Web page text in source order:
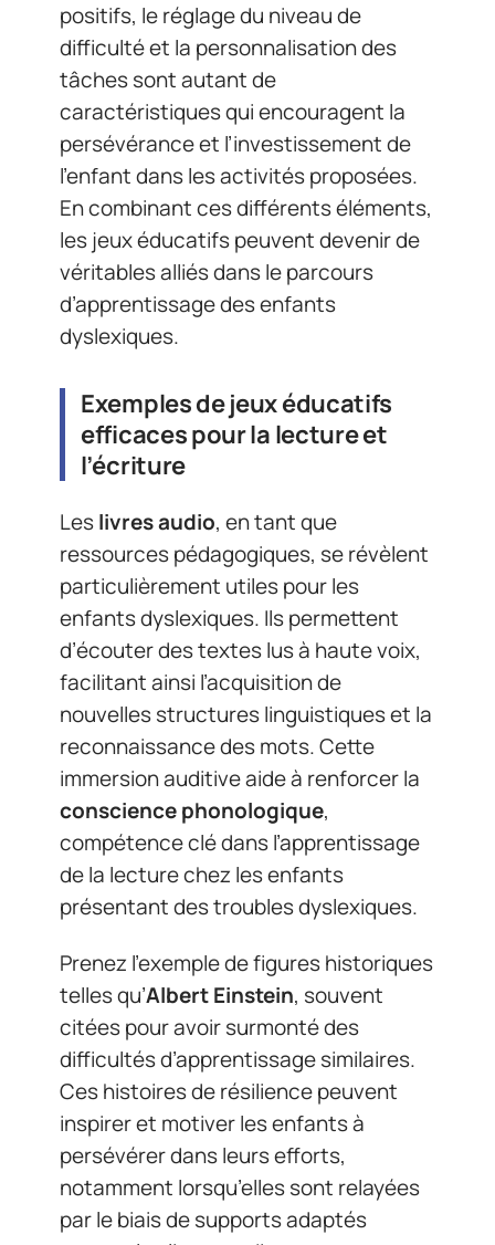
positifs, le réglage du niveau de
difficulté et la personnalisation des
tâches sont autant de
caractéristiques qui encouragent la
persévérance et l’investissement de
l’enfant dans les activités proposées.
En combinant ces différents éléments,
les jeux éducatifs peuvent devenir de
véritables alliés dans le parcours
d’apprentissage des enfants
dyslexiques.
Exemples de jeux éducatifs
efficaces pour la lecture et
l’écriture
Leslivres audio, en tant que
ressources pédagogiques, se révèlent
particulièrement utiles pour les
enfants dyslexiques. Ils permettent
d’écouter des textes lus à haute voix,
facilitant ainsi l’acquisition de
nouvelles structures linguistiques et la
reconnaissance des mots. Cette
immersion auditive aide à renforcer la
conscience phonologique,
compétence clé dans l’apprentissage
de la lecture chez les enfants
présentant des troubles dyslexiques.
Prenez l’exemple de figures historiques
telles qu’Albert Einstein, souvent
citées pour avoir surmonté des
difficultés d’apprentissage similaires.
Ces histoires de résilience peuvent
inspirer et motiver les enfants à
persévérer dans leurs efforts,
notamment lorsqu’elles sont relayées
par le biais de supports adaptés